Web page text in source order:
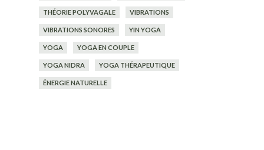
THÉORIE POLYVAGALE VIBRATIONS
VIBRATIONS SONORES YIN YOGA
YOGA YOGA EN COUPLE
YOGA NIDRA YOGA THÉRAPEUTIQUE
ÉNERGIE NATURELLE